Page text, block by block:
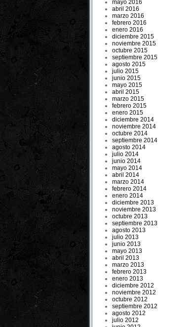
mayo 2016
abril 2016
marzo 2016
febrero 2016
enero 2016
diciembre 2015
noviembre 2015
octubre 2015
septiembre 2015
agosto 2015
julio 2015
junio 2015
mayo 2015
abril 2015
marzo 2015
febrero 2015
enero 2015
diciembre 2014
noviembre 2014
octubre 2014
septiembre 2014
agosto 2014
julio 2014
junio 2014
mayo 2014
abril 2014
marzo 2014
febrero 2014
enero 2014
diciembre 2013
noviembre 2013
octubre 2013
septiembre 2013
agosto 2013
julio 2013
junio 2013
mayo 2013
abril 2013
marzo 2013
febrero 2013
enero 2013
diciembre 2012
noviembre 2012
octubre 2012
septiembre 2012
agosto 2012
julio 2012